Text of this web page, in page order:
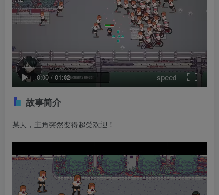
0:00 / 01:02 speed
故事简介
某天，主角突然变得超受欢迎！